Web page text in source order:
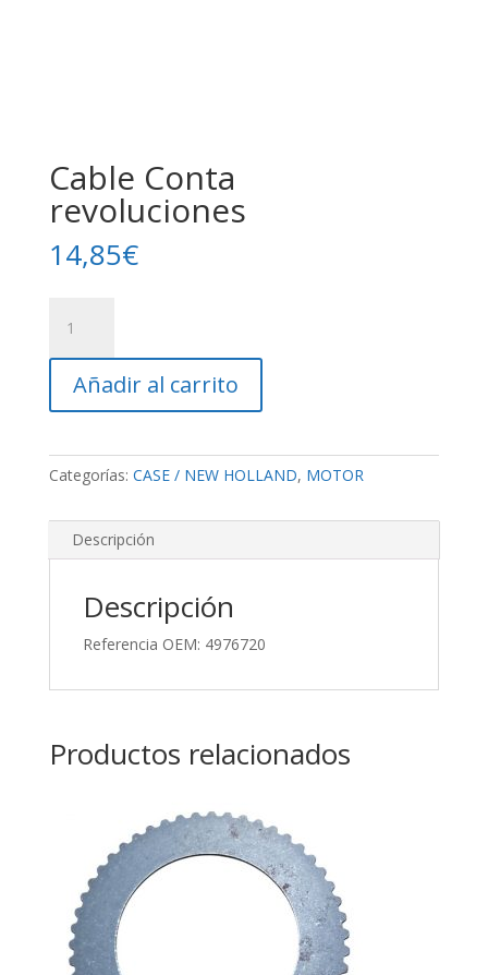
Cable Conta
revoluciones
14,85€
Conta
revoluciones
cantidad
Añadir al carrito
Categorías: CASE / NEW HOLLAND, MOTOR
Descripción
Descripción
Referencia OEM: 4976720
Productos relacionados